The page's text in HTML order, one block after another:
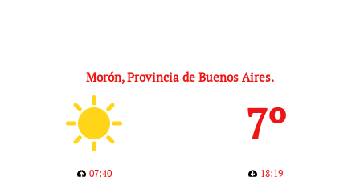
Morón, Provincia de Buenos Aires.
7º
07:40
18:19